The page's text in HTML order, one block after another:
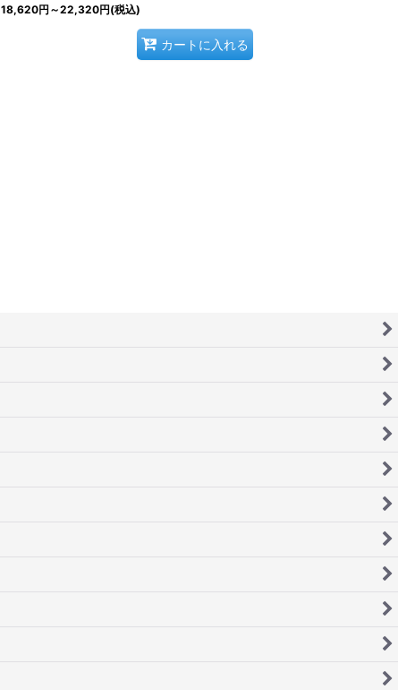
18,620円 ～22,320円(税込)
カートに入れる